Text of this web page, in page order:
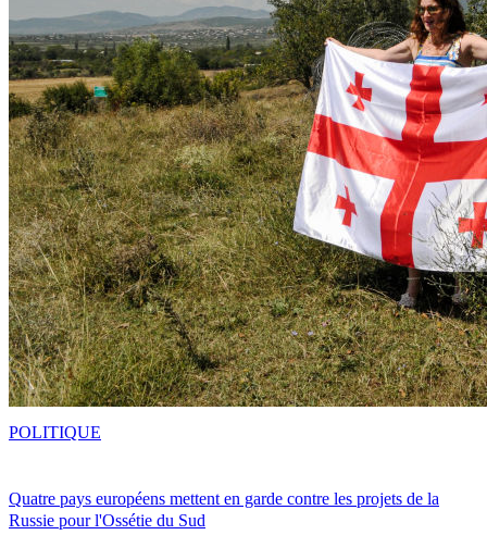
Quatre pays européens mettent en garde contre les projets de la
Russie pour l'Ossétie du Sud
POLITIQUE